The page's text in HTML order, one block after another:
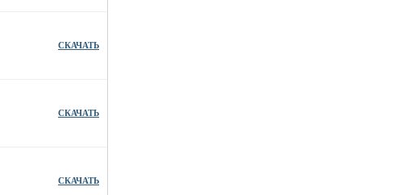
СКАЧАТЬ
СКАЧАТЬ
СКАЧАТЬ